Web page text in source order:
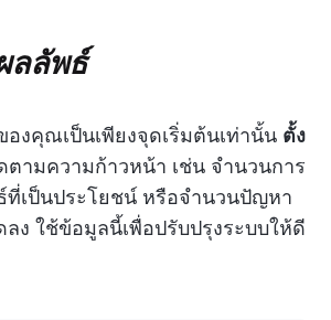
ลลัพธ์
องคุณเป็นเพียงจุดเริ่มต้นเท่านั้น ตั้ง
ตามความก้าวหน้า เช่น จำนวนการ
เป็นประโยชน์ หรือจำนวนปัญหา
ง ใช้ข้อมูลนี้เพื่อปรับปรุงระบบให้ดี